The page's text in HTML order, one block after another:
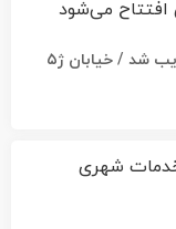
۳ باب مغازه محدوده پستک خریداری و تخریب شد / خیابان ژ۵